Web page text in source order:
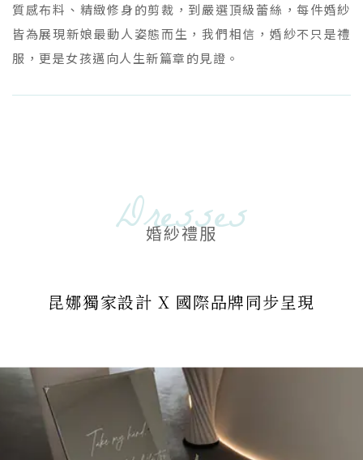
質感布料、精緻修身的剪裁，到嚴選頂級蕾絲，每件婚紗
皆為展現新娘最動人姿態而生，我們相信，婚紗不只是禮
服，更是女孩邁向人生新篇章的見證。
Dresses
婚紗禮服
昆娜獨家設計 X 國際品牌同步呈現